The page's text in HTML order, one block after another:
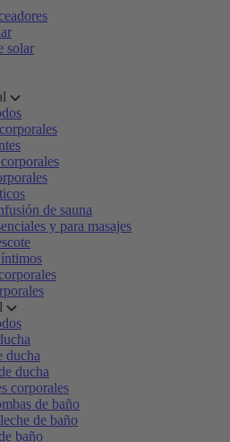
solar
de sauna
y para masajes
ducha
ducha
corporales
de baño
de baño
baño